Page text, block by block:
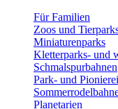
Für Familien
Zoos und
Miniaturenparks
Kletterparks- und
Schmalspurbahnen
Park- und
Planetarien